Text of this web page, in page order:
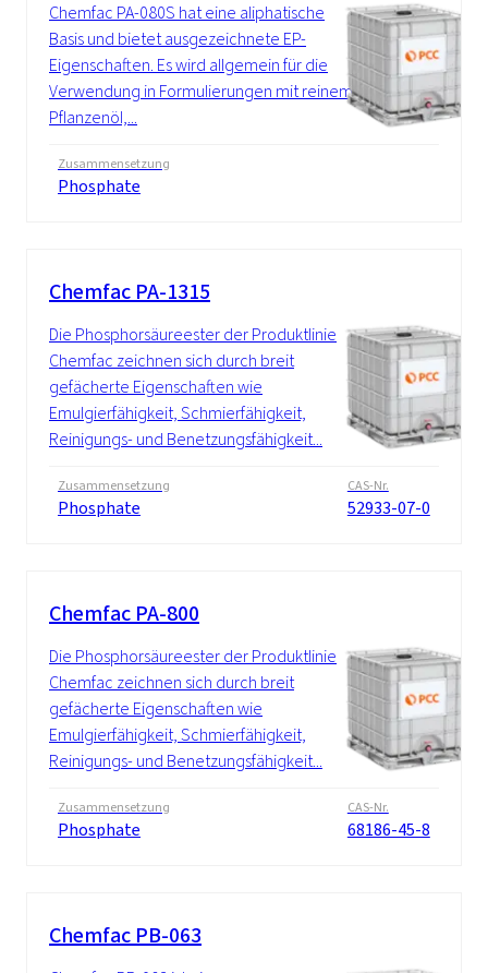
Chemfac PA-080S hat eine aliphatische
Basis und bietet ausgezeichnete EP-
Eigenschaften. Es wird allgemein für die
Verwendung in Formulierungen mit reinem
Pflanzenöl,...
Zusammensetzung
Phosphate
Chemfac PA-1315
Die Phosphorsäureester der Produktlinie
Chemfac zeichnen sich durch breit
gefächerte Eigenschaften wie
Emulgierfähigkeit, Schmierfähigkeit,
Reinigungs- und Benetzungsfähigkeit...
Zusammensetzung
Phosphate
CAS-Nr.
52933-07-0
Chemfac PA-800
Die Phosphorsäureester der Produktlinie
Chemfac zeichnen sich durch breit
gefächerte Eigenschaften wie
Emulgierfähigkeit, Schmierfähigkeit,
Reinigungs- und Benetzungsfähigkeit...
Zusammensetzung
Phosphate
CAS-Nr.
68186-45-8
Chemfac PB-063